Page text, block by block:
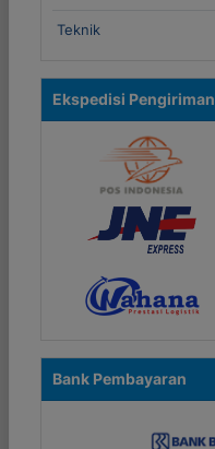
Teknik
Ekspedisi Pengiriman
Bank Pembayaran